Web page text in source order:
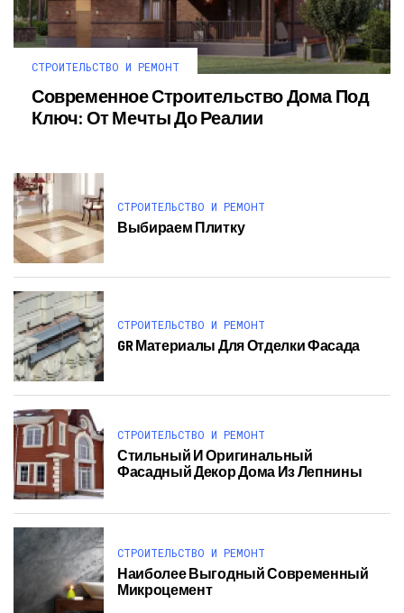
СТРОИТЕЛЬСТВО И РЕМОНТ
Современное Строительство Дома Под
Ключ: От Мечты До Реалии
СТРОИТЕЛЬСТВО И РЕМОНТ
Выбираем Плитку
СТРОИТЕЛЬСТВО И РЕМОНТ
GR Материалы Для Отделки Фасада
СТРОИТЕЛЬСТВО И РЕМОНТ
Стильный И Оригинальный
Фасадный Декор Дома Из Лепнины
СТРОИТЕЛЬСТВО И РЕМОНТ
Наиболее Выгодный Современный
Микроцемент